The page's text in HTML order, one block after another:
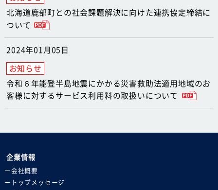
北海道鹿部町との社会課題解決に向けた連携協定締結に
ついて
2024年01月05日
令和６年能登半島地震にかかる災害救助法適用地域のお
客様に対するサービス利用料の取扱いについて
企業情報
会社概要
トップメッセージ